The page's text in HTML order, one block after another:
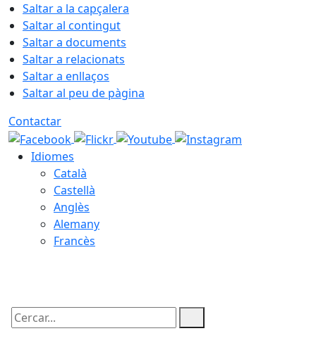
Saltar a la capçalera
Saltar al contingut
Saltar a documents
Saltar a relacionats
Saltar a enllaços
Saltar al peu de pàgina
Contactar
Idiomes
Català
Castellà
Anglès
Alemany
Francès
Cercar: